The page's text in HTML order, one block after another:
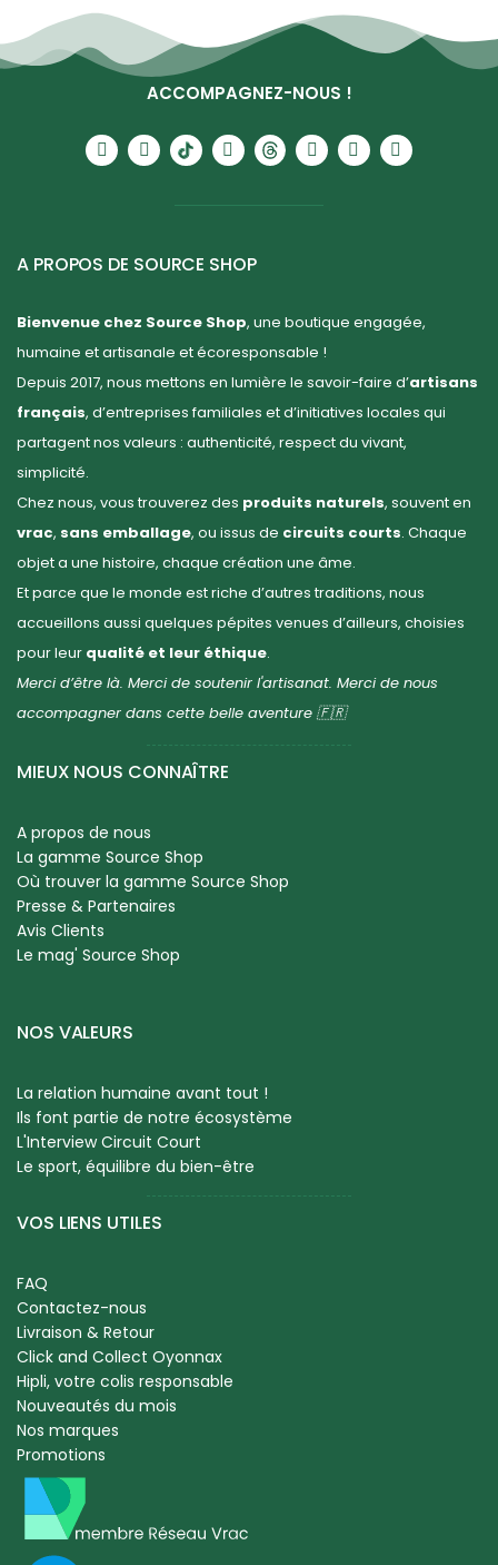
ACCOMPAGNEZ-NOUS !
A PROPOS DE SOURCE SHOP
Bienvenue chez Source Shop, une boutique engagée,
humaine et artisanale et écoresponsable !
Depuis 2017, nous mettons en lumière le savoir-faire d’artisans
français, d’entreprises familiales et d’initiatives locales qui
partagent nos valeurs : authenticité, respect du vivant,
simplicité.
Chez nous, vous trouverez des produits naturels, souvent en
vrac, sans emballage, ou issus de circuits courts. Chaque
objet a une histoire, chaque création une âme.
Et parce que le monde est riche d’autres traditions, nous
accueillons aussi quelques pépites venues d’ailleurs, choisies
pour leur qualité et leur éthique.
Merci d’être là. Merci de soutenir l'artisanat. Merci de nous
accompagner dans cette belle aventure 🇫🇷
MIEUX NOUS CONNAÎTRE
A propos de nous
La gamme Source Shop
Où trouver la gamme Source Shop
Presse & Partenaires
Avis Clients
Le mag' Source Shop
NOS VALEURS
La relation humaine avant tout !
Ils font partie de notre écosystème
L'Interview Circuit Court
Le sport, équilibre du bien-être
VOS LIENS UTILES
FAQ
Contactez-nous
Livraison & Retour
Click and Collect Oyonnax
Hipli, votre colis responsable
Nouveautés du mois
Nos marques
Promotions